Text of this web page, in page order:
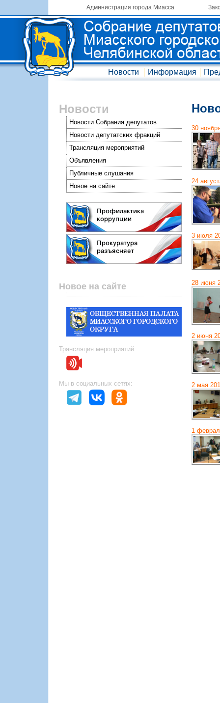
Администрация города Миасса
Новости Информация
Новости
Новости Собрания депутатов
Новости депутатских фракций
Трансляция мероприятий
Объявления
Публичные слушания
Новое на сайте
Новое на сайте
Трансляция мероприятий:
Мы в социальных сетях:
30
24
3 июля
28 июня
2 июня
2 мая
1